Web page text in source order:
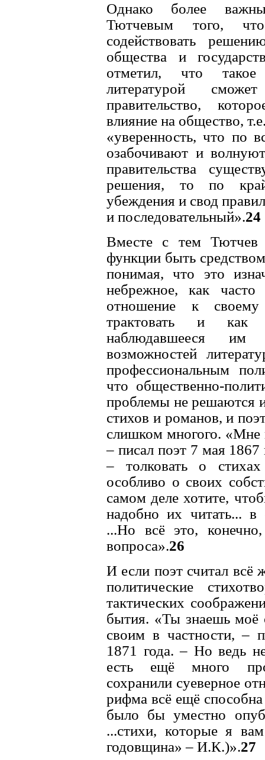
Однако более
Тютчевым того,
содействовать
общества и
отметил, что такое
литературой
правительство,
влияние на общество,
«уверенность, что по
озабочивают и
правительства
решения, то по
убеждения и свод
и последовательный».24
Вместе с тем Тютчев
функции быть
понимая, что это
небрежное, как
отношение к
трактовать и как
наблюдавшееся им
возможностей
профессиональным
что общественно-
проблемы не решаются
стихов и романов, и
слишком многого. «Мне
– писал поэт 7 мая
– толковать о
особливо о своих
самом деле хотите,
надобно их читать...
...Hо всё это,
вопроса».26
И если поэт считал всё
политические
тактических
бытия. «Ты знаешь моё
своим в частности, –
1871 года. – Hо ведь
есть ещё много
сохранили суеверное
рифма всё ещё
было бы уместно
...стихи, которые я
годовщина» – И.К.)».27